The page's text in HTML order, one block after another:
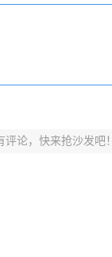
评论，快来抢沙发吧！